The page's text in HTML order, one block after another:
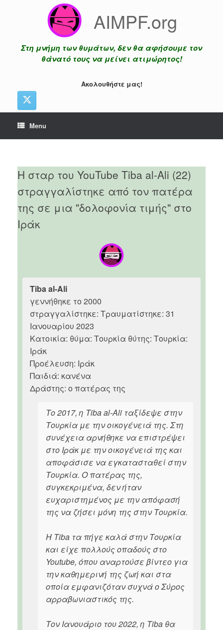
AIMPF.org
Στη μνήμη των θυμάτων, δεν θα αφήσουμε τον
θάνατό τους να μείνει ατιμώρητος!
Ακολουθήστε μας!
Menu
Η σταρ του YouTube Tiba al-Ali (22)
στραγγαλίστηκε από τον πατέρα
της σε μια "δολοφονία τιμής" στο
Ιράκ
Tiba al-Ali
γεννήθηκε το 2000
στραγγαλίστηκε: Τραυματίστηκε: 31
Ιανουαρίου 2023
Κατοικία: θύμα: Τουρκία θύτης: Τουρκία:
Ιράκ
Προέλευση: Ιράκ
Παιδιά: κανένα
Δράστης: ο πατέρας της
Το 2017, η Tiba al-Ali ταξίδεψε στην
Τουρκία με την οικογένειά της. Στη
συνέχεια αρνήθηκε να επιστρέψει
στο Ιράκ με την οικογένειά της και
αποφάσισε να εγκατασταθεί στην
Τουρκία. Ο πατέρας της,
συγκεκριμένα, δεν ήταν
ευχαριστημένος με την απόφασή
της να ζήσει μόνη της στην Τουρκία.
Η Tiba τα πήγε καλά στην Τουρκία
και είχε πολλούς οπαδούς στο
Youtube, όπου αναρτούσε βίντεο για
την καθημερινή της ζωή και στα
οποία εμφανιζόταν συχνά ο Σύρος
αρραβωνιαστικός της.
Τον Ιανουάριο του 2022, η Tiba θα